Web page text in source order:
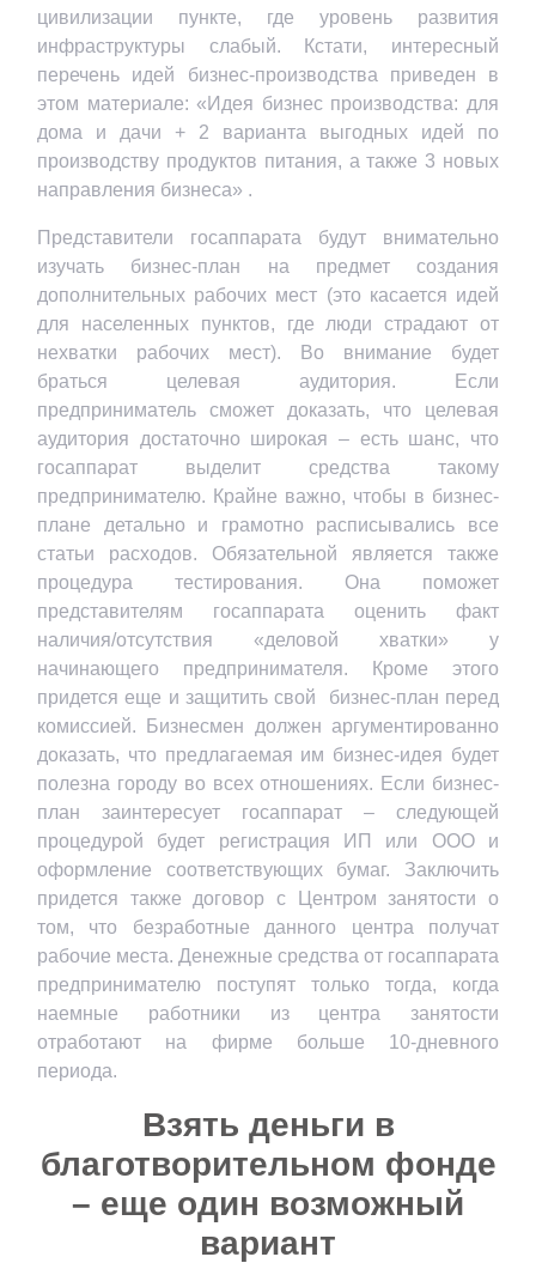
цивилизации пункте, где уровень развития
инфраструктуры слабый. Кстати, интересный
перечень идей бизнес-производства приведен в
этом материале: «Идея бизнес производства: для
дома и дачи + 2 варианта выгодных идей по
производству продуктов питания, а также 3 новых
направления бизнеса» .
Представители госаппарата будут внимательно
изучать бизнес-план на предмет создания
дополнительных рабочих мест (это касается идей
для населенных пунктов, где люди страдают от
нехватки рабочих мест). Во внимание будет
браться целевая аудитория. Если
предприниматель сможет доказать, что целевая
аудитория достаточно широкая – есть шанс, что
госаппарат выделит средства такому
предпринимателю. Крайне важно, чтобы в бизнес-
плане детально и грамотно расписывались все
статьи расходов. Обязательной является также
процедура тестирования. Она поможет
представителям госаппарата оценить факт
наличия/отсутствия «деловой хватки» у
начинающего предпринимателя. Кроме этого
придется еще и защитить свой бизнес-план перед
комиссией. Бизнесмен должен аргументированно
доказать, что предлагаемая им бизнес-идея будет
полезна городу во всех отношениях. Если бизнес-
план заинтересует госаппарат – следующей
процедурой будет регистрация ИП или ООО и
оформление соответствующих бумаг. Заключить
придется также договор с Центром занятости о
том, что безработные данного центра получат
рабочие места. Денежные средства от госаппарата
предпринимателю поступят только тогда, когда
наемные работники из центра занятости
отработают на фирме больше 10-дневного
периода.
Взять деньги в
благотворительном фонде
– еще один возможный
вариант